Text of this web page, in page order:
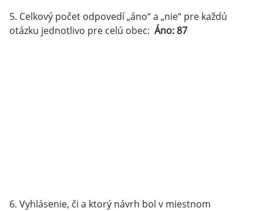
5. Celkový počet odpovedí „áno“ a „nie“ pre každú
otázku jednotlivo pre celú obec: Áno: 87
6. Vyhlásenie, či a ktorý návrh bol v miestnom